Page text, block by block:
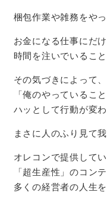
梱包作業や雑務をや
お金になる仕事にだけ
時間を注いでいるこ
その気づきによって、
「俺のやっているこ
ハッとして行動が変
まさに人のふり見て
オレコンで提供して
「超生産性」のコン
多くの経営者の人生